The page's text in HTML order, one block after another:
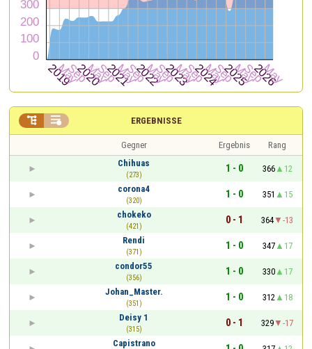
ERGEBNISSE
 
Gegner Ergebnis
Rang
Chihuas
(273)
1 - 0 366
12
corona4
(320)
1 - 0 351
15
chokeko
(421)
0 - 1 364
-13
Rendi
(371)
1 - 0 347
17
condor55
(356)
1 - 0 330
17
Johan_Master.
(351)
1 - 0 312
18
Deisy 1
(315)
0 - 1 329
-17
Capistrano